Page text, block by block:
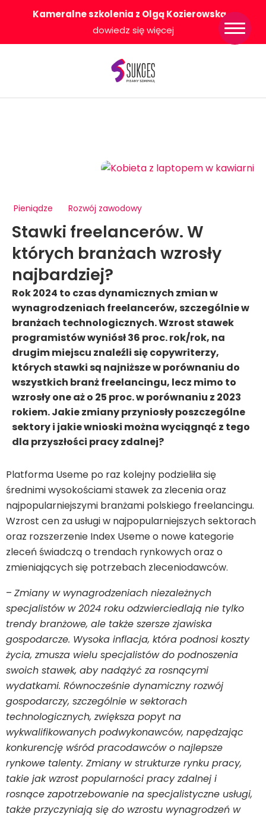
Kameralne szkolenia z Olgą Kozierowską-
dowiedz się więcej
Pieniądze Rozwój zawodowy
Stawki freelancerów. W
których branżach wzrosły
najbardziej?
Rok 2024 to czas dynamicznych zmian w
wynagrodzeniach freelancerów, szczególnie w
branżach technologicznych. Wzrost stawek
programistów wyniósł 36 proc. rok/rok, na
drugim miejscu znaleźli się copywriterzy,
których stawki są najniższe w porównaniu do
wszystkich branż freelancingu, lecz mimo to
wzrosły one aż o 25 proc. w porównaniu z 2023
rokiem. Jakie zmiany przyniosły poszczególne
sektory i jakie wnioski można wyciągnąć z tego
dla przyszłości pracy zdalnej?
Platforma Useme po raz kolejny podzieliła się
średnimi wysokościami stawek za zlecenia oraz
najpopularniejszymi branżami polskiego freelancingu.
Wzrost cen za usługi w najpopularniejszych sektorach
oraz rozszerzenie Index Useme o nowe kategorie
zleceń świadczą o trendach rynkowych oraz o
zmieniających się potrzebach zleceniodawców.
– Zmiany w wynagrodzeniach niezależnych
specjalistów w 2024 roku odzwierciedlają nie tylko
trendy branżowe, ale także szersze zjawiska
gospodarcze. Wysoka inflacja, która podnosi koszty
życia, zmusza wielu specjalistów do podnoszenia
swoich stawek, aby nadążyć za rosnącymi
wydatkami. Równocześnie dynamiczny rozwój
gospodarczy, szczególnie w sektorach
technologicznych, zwiększa popyt na
wykwalifikowanych podwykonawców, napędzając
konkurencję wśród pracodawców o najlepsze
rynkowe talenty. Zmiany w strukturze rynku pracy,
takie jak wzrost popularności pracy zdalnej i
rosnące zapotrzebowanie na specjalistyczne usługi,
także przyczyniają się do wzrostu wynagrodzeń w
Strona główna
Konkurs Sukces